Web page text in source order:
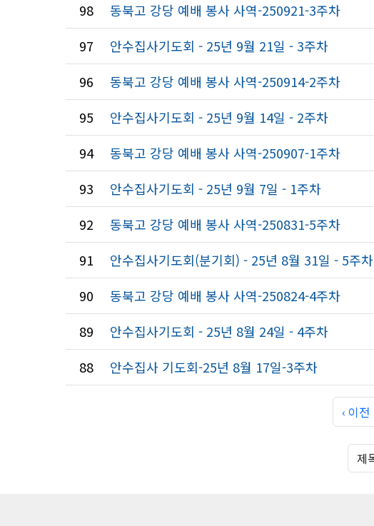
98
동북고 강당 예배 봉사 사역-250921-3주차
97
안수집사기도회 - 25년 9월 21일 - 3주차
96
동북고 강당 예배 봉사 사역-250914-2주차
95
안수집사기도회 - 25년 9월 14일 - 2주차
94
동북고 강당 예배 봉사 사역-250907-1주차
93
안수집사기도회 - 25년 9월 7일 - 1주차
92
동북고 강당 예배 봉사 사역-250831-5주차
91
안수집사기도회(분기회) - 25년 8월 31일 - 5주차
90
동북고 강당 예배 봉사 사역-250824-4주차
89
안수집사기도회 - 25년 8월 24일 - 4주차
88
안수집사 기도회-25년 8월 17일-3주차
‹ 이전